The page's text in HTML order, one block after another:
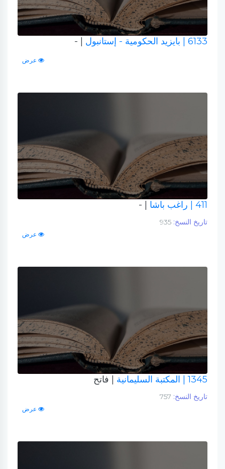
6133 | بايزيد الحكومية - إستانبول | -
عرض
411 | راغب باشا | -
تاريخ النسخ:
عرض
1345 | المكتبة السليمانية | فاتح
تاريخ النسخ:
عرض